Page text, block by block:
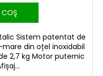
Sistem patentat de
din oțel inoxidabil
2,7 kg Motor puternic